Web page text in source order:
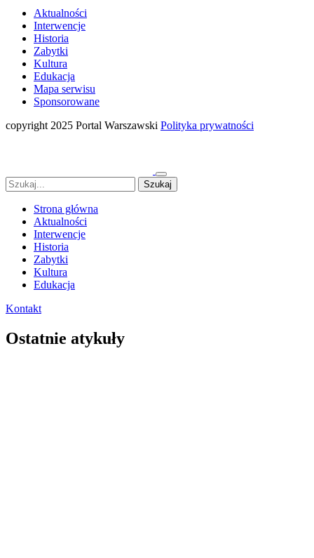
Aktualności
Interwencje
Historia
Zabytki
Kultura
Edukacja
Mapa serwisu
Sponsorowane
copyright 2025 Portal Warszawski Polityka prywatności
Strona główna
Aktualności
Interwencje
Historia
Zabytki
Kultura
Edukacja
Kontakt
Ostatnie atykuły